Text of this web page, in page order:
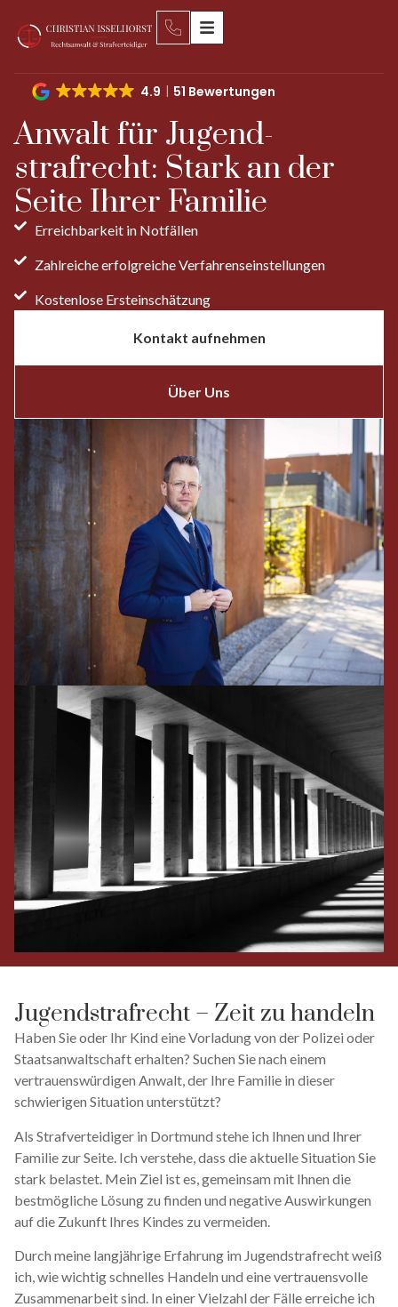
4.9 51 Bewertungen
Anwalt für Jugend­
strafrecht: Stark an der
Seite Ihrer Familie
Kontakt aufnehmen
Über Uns
Erreichbarkeit in Notfällen
Zahlreiche erfolgreiche Verfahrens­einstellungen
Kostenlose Erst­einschätzung
Jugend­strafrecht – Zeit zu handeln
Haben Sie oder Ihr Kind eine Vorladung von der Polizei oder
Staatsanwaltschaft erhalten? Suchen Sie nach einem
vertrauenswürdigen Anwalt, der Ihre Familie in dieser
schwierigen Situation unterstützt?
Als Strafverteidiger in Dortmund stehe ich Ihnen und Ihrer
Familie zur Seite. Ich verstehe, dass die aktuelle Situation Sie
stark belastet. Mein Ziel ist es, gemeinsam mit Ihnen die
bestmögliche Lösung zu finden und negative Auswirkungen
auf die Zukunft Ihres Kindes zu vermeiden.
Durch meine langjährige Erfahrung im Jugendstrafrecht weiß
ich, wie wichtig schnelles Handeln und eine vertrauensvolle
Zusammenarbeit sind. In einer Vielzahl der Fälle erreiche ich